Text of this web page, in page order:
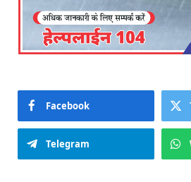
Facebook
Telegram